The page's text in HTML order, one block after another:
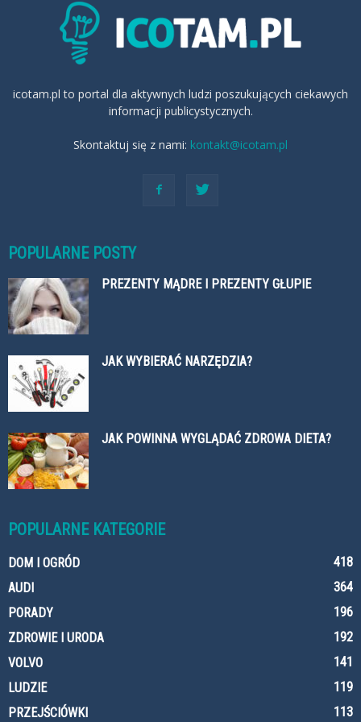
icotam.pl to portal dla aktywnych ludzi poszukujących ciekawych
informacji publicystycznych.
Skontaktuj się z nami: kontakt@icotam.pl
POPULARNE POSTY
PREZENTY MĄDRE I PREZENTY GŁUPIE
JAK WYBIERAĆ NARZĘDZIA?
JAK POWINNA WYGLĄDAĆ ZDROWA DIETA?
POPULARNE KATEGORIE
DOM I OGRÓD
418
AUDI
364
PORADY
196
ZDROWIE I URODA
192
VOLVO
141
LUDZIE
119
PRZEJŚCIÓWKI
113